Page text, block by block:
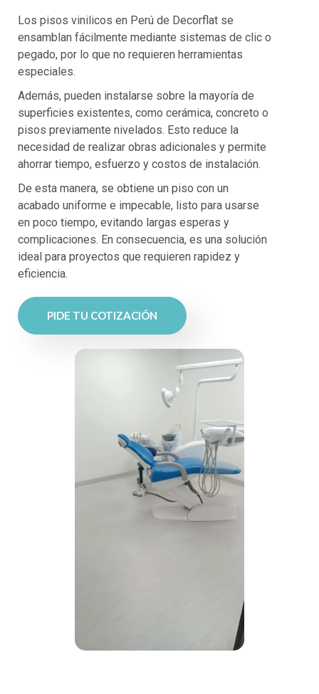
Los pisos vinilicos en Perú de Decorflat se
ensamblan fácilmente mediante sistemas de clic o
pegado, por lo que no requieren herramientas
especiales.
Además, pueden instalarse sobre la mayoría de
superficies existentes, como cerámica, concreto o
pisos previamente nivelados. Esto reduce la
necesidad de realizar obras adicionales y permite
ahorrar tiempo, esfuerzo y costos de instalación.
De esta manera, se obtiene un piso con un
acabado uniforme e impecable, listo para usarse
en poco tiempo, evitando largas esperas y
complicaciones. En consecuencia, es una solución
ideal para proyectos que requieren rapidez y
eficiencia.
PIDE TU COTIZACIÓN